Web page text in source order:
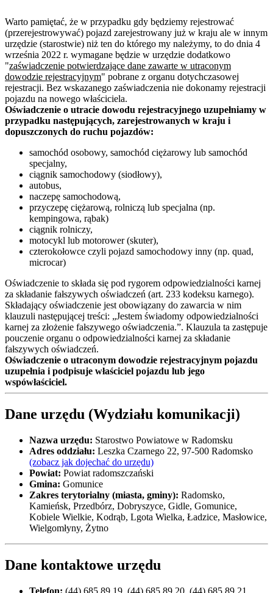
Warto pamiętać, że w przypadku gdy będziemy rejestrować
(przerejestrowywać) pojazd zarejestrowany już w kraju ale w innym
urzędzie (starostwie) niż ten do którego my należymy, to do dnia 4
września 2022 r. wymagane będzie w urzędzie dodatkowo
"zaświadczenie potwierdzające dane zawarte w utraconym
dowodzie rejestracyjnym" pobrane z organu dotychczasowej
rejestracji. Bez wskazanego zaświadczenia nie dokonamy rejestracji
pojazdu na nowego właściciela.
Oświadczenie o utracie dowodu rejestracyjnego uzupełniamy w
przypadku następujących, zarejestrowanych w kraju i
dopuszczonych do ruchu pojazdów:
samochód osobowy, samochód ciężarowy lub samochód
specjalny,
ciągnik samochodowy (siodłowy),
autobus,
naczepę samochodową,
przyczepę ciężarową, rolniczą lub specjalna (np.
kempingowa, rąbak)
ciągnik rolniczy,
motocykl lub motorower (skuter),
czterokołowce czyli pojazd samochodowy inny (np. quad,
microcar)
Oświadczenie to składa się pod rygorem odpowiedzialności karnej
za składanie fałszywych oświadczeń (art. 233 kodeksu karnego).
Składający oświadczenie jest obowiązany do zawarcia w nim
klauzuli następującej treści: „Jestem świadomy odpowiedzialności
karnej za złożenie fałszywego oświadczenia.”. Klauzula ta zastępuje
pouczenie organu o odpowiedzialności karnej za składanie
fałszywych oświadczeń.
Oświadczenie o utraconym dowodzie rejestracyjnym pojazdu
uzupełnia i podpisuje właściciel pojazdu lub jego
wspówłaściciel.
Dane urzędu (Wydziału komunikacji)
Nazwa urzędu: Starostwo Powiatowe w Radomsku
Adres oddziału: Leszka Czarnego 22, 97-500 Radomsko
(zobacz jak dojechać do urzędu)
Powiat: Powiat radomszczański
Gmina: Gomunice
Zakres terytorialny (miasta, gminy): Radomsko,
Kamieńsk, Przedbórz, Dobryszyce, Gidle, Gomunice,
Kobiele Wielkie, Kodrąb, Lgota Wielka, Ładzice, Masłowice,
Wielgomłyny, Żytno
Dane kontaktowe urzędu
Telefon: (44) 685 89 19, (44) 685 89 20, (44) 685 89 21